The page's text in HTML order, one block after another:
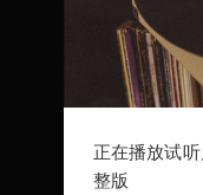
正在播放试
整版